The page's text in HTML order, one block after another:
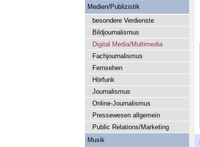
Medien/Publizistik
besondere Verdienste
Bildjournalismus
Digital Media/Multimedia
Fachjournalismus
Fernsehen
Hörfunk
Journalismus
Online-Journalismus
Pressewesen allgemein
Public Relations/Marketing
Musik